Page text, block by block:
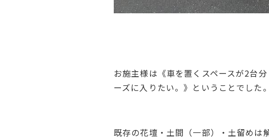
お施主様は《車を置くスペースが2台
ーズに入りたい。》ということでした。
既存の花壇・土間（一部）・土留めは